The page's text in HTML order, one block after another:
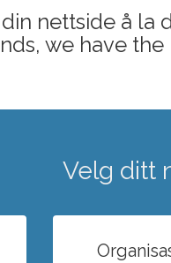
nettside å la
we have
Velg ditt